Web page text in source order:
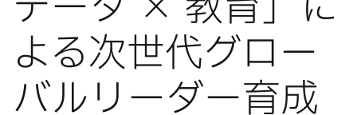
よる次世代グロー
バルリーダー育成